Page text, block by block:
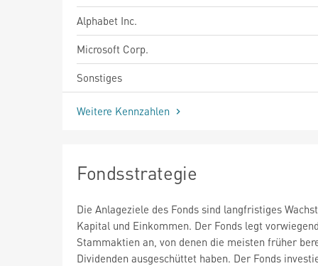
Alphabet Inc.
Microsoft Corp.
Sonstiges
Weitere Kennzahlen
Fondsstrategie
Die Anlageziele des Fonds sind langfristiges
Kapital und Einkommen. Der Fonds legt
Stammaktien an, von denen die meisten früher
Dividenden ausgeschüttet haben. Der Fonds